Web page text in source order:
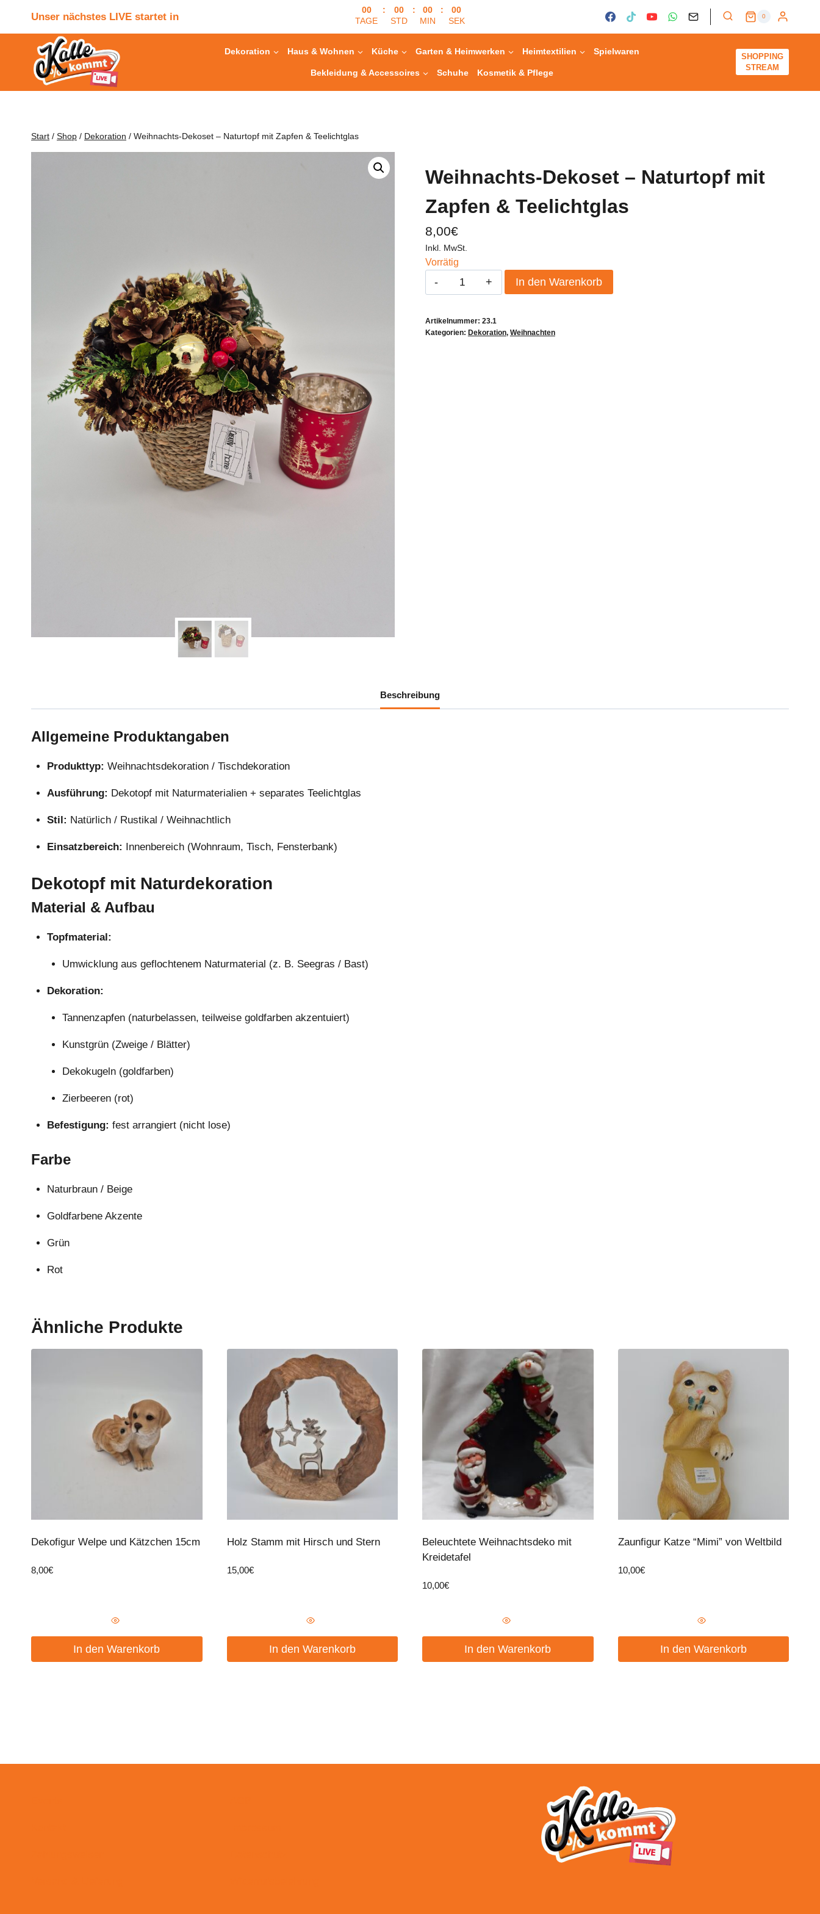
Unser nächstes LIVE startet in
00
TAGE
:
00
STD
:
00
MIN
:
00
SEK
0
Dekoration Haus & Wohnen Küche Garten & Heimwerken Heimtextilien Spielwaren
Bekleidung & Accessoires Schuhe Kosmetik & Pflege
SHOPPING
STREAM
Start / Shop / Dekoration / Weihnachts-Dekoset – Naturtopf mit Zapfen & Teelichtglas
Weihnachts-Dekoset – Naturtopf mit
Zapfen & Teelichtglas
8,00€
Inkl. MwSt.
Vorrätig
Weihnachts-
Dekoset
Naturtopf
In den Warenkorb
Artikelnummer: 23.1
Kategorien: Dekoration, Weihnachten
Beschreibung
Allgemeine Produktangaben
Produkttyp: Weihnachtsdekoration / Tischdekoration
Ausführung: Dekotopf mit Naturmaterialien + separates Teelichtglas
Stil: Natürlich / Rustikal / Weihnachtlich
Einsatzbereich: Innenbereich (Wohnraum, Tisch, Fensterbank)
Dekotopf mit Naturdekoration
Material & Aufbau
Topfmaterial:
Umwicklung aus geflochtenem Naturmaterial (z. B. Seegras / Bast)
Dekoration:
Tannenzapfen (naturbelassen, teilweise goldfarben akzentuiert)
Kunstgrün (Zweige / Blätter)
Dekokugeln (goldfarben)
Zierbeeren (rot)
Befestigung: fest arrangiert (nicht lose)
Farbe
Naturbraun / Beige
Goldfarbene Akzente
Grün
Rot
Ähnliche Produkte
Dekofigur Welpe und Kätzchen 15cm
8,00€
In den Warenkorb
Holz Stamm mit Hirsch und Stern
15,00€
In den Warenkorb
Beleuchtete Weihnachtsdeko mit
Kreidetafel
10,00€
In den Warenkorb
Zaunfigur Katze “Mimi” von Weltbild
10,00€
In den Warenkorb
–
Teelichtglas